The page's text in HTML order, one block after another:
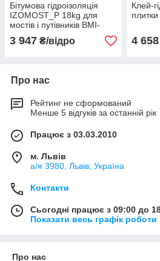
Бітумова гідроізоляція
IZOMOST_P 18kg для
мостів і путівників BMI-
ICOPAL
3 947 ₴/відро
Клей-
4 658
Про нас
Рейтинг не сформований
Менше 5 відгуків за останній рік
Працює з 03.03.2010
м. Львів
а/я 3980, Львів, Україна
Контакти
Сьогодні працює з 09:00 до
Показати весь графік роботи
Про нас